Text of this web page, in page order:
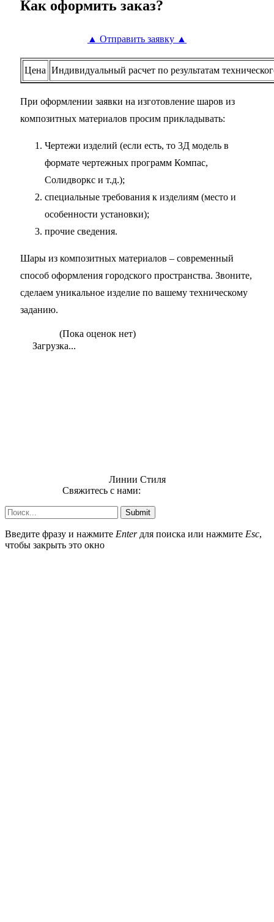
Как оформить заказ?
▲ Отправить заявку ▲
Цена Индивидуальный расчет по результатам
При оформлении заявки на изготовление шаров из
композитных материалов просим прикладывать:
Чертежи изделий (если есть, то 3Д модель в
формате чертежных программ Компас,
Солидворкс и т.д.);
специальные требования к изделиям (место и
особенности установки);
прочие сведения.
Шары из композитных материалов – современный
способ оформления городского пространства. Звоните,
сделаем уникальное изделие по вашему техническому
заданию.
(Пока оценок нет)
Загрузка...
Линии Стиля
Свяжитесь с нами:
Submit
Введите фразу и нажмите Enterдля поиска или нажмите Esc,
чтобы закрыть это окно